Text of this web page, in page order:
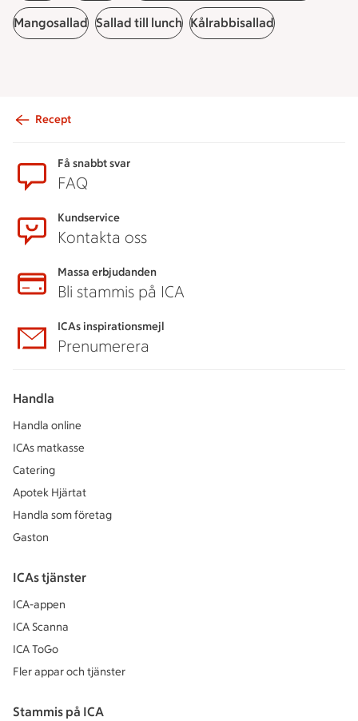
Mangosallad Sallad till lunch Kålrabbisallad
Recept
Få snabbt svar
FAQ
Kundservice
Kontakta oss
Massa erbjudanden
Bli stammis på ICA
ICAs inspirationsmejl
Prenumerera
Handla
Handla online
ICAs matkasse
Catering
Apotek Hjärtat
Handla som företag
Gaston
ICAs tjänster
ICA-appen
ICA Scanna
ICA ToGo
Fler appar och tjänster
Stammis på ICA